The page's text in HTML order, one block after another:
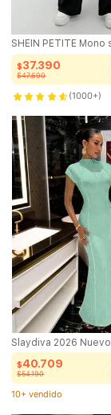
$37.390
$47.690
60+ vendido
60+ vendido
$40.709
$54.190
10+ vendido